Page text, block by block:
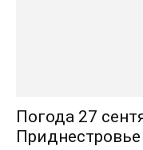
Погода 27
Приднестровье